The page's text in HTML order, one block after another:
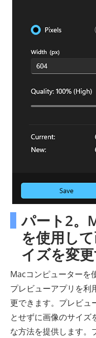
パート2。
を使用し
イズを変
Macコンピューターを
プレビューアプリを利
更できます。プレビュ
とせずに画像のサイズ
な方法を提供します。